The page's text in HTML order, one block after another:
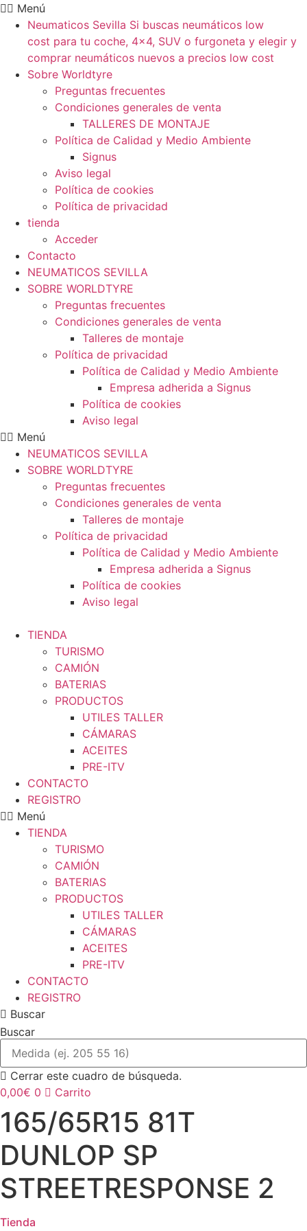
Ir
contenido
Menú
Neumaticos Sevilla Si buscas neumáticos low
cost para tu coche, 4×4, SUV o furgoneta y elegir y
comprar neumáticos nuevos a precios low cost
Sobre Worldtyre
Preguntas frecuentes
Condiciones generales de venta
TALLERES DE MONTAJE
Política de Calidad y Medio Ambiente
Signus
Aviso legal
Política de cookies
Política de privacidad
tienda
Acceder
Contacto
NEUMATICOS SEVILLA
SOBRE WORLDTYRE
Preguntas frecuentes
Condiciones generales de venta
Talleres de montaje
Política de privacidad
Política de Calidad y Medio Ambiente
Empresa adherida a Signus
Política de cookies
Aviso legal
Menú
NEUMATICOS SEVILLA
SOBRE WORLDTYRE
Preguntas frecuentes
Condiciones generales de venta
Talleres de montaje
Política de privacidad
Política de Calidad y Medio Ambiente
Empresa adherida a Signus
Política de cookies
Aviso legal
TIENDA
TURISMO
CAMIÓN
BATERIAS
PRODUCTOS
UTILES TALLER
CÁMARAS
ACEITES
PRE-ITV
CONTACTO
REGISTRO
Menú
TIENDA
TURISMO
CAMIÓN
BATERIAS
PRODUCTOS
UTILES TALLER
CÁMARAS
ACEITES
PRE-ITV
CONTACTO
REGISTRO
Buscar
Buscar
Cerrar este cuadro de búsqueda.
0,00€ 0 Carrito
165/65R15 81T
DUNLOP SP
STREETRESPONSE 2
Tienda